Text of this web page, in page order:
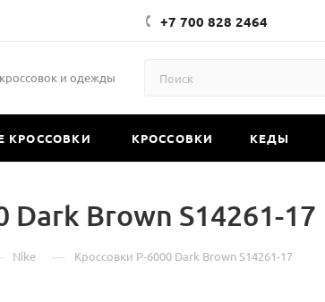
+7 700 828 2464
и одежды
КРОССОВКИ КРОССОВКИ КЕДЫ
Dark Brown S14261-17
Nike — Кроссовки P-6000 Dark Brown S14261-17